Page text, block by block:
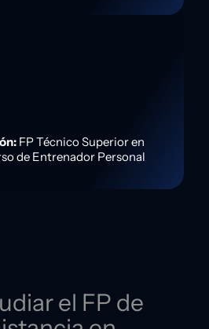
FP Técnico Superior en
de Entrenador Personal
el FP de